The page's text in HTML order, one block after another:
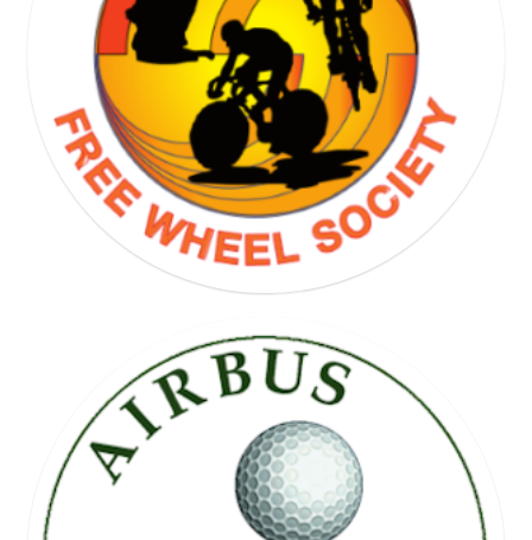
FREE WHEEL SOCIETY
GOLF SOCIETY